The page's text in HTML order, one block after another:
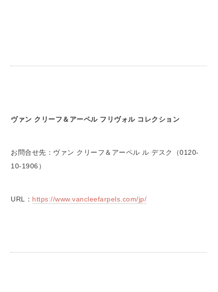
ヴァン クリーフ＆アーペル フリヴォル コレクション
お問合せ先：ヴァン クリーフ＆アーペル ル デスク（0120-
10-1906）
URL： https://www.vancleefarpels.com/jp/